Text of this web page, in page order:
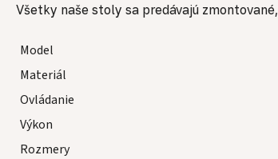
Všetky naše stoly sa predávajú
Model
Materiál
Ovládanie
Výkon
Rozmery